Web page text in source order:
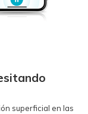
superficial en las